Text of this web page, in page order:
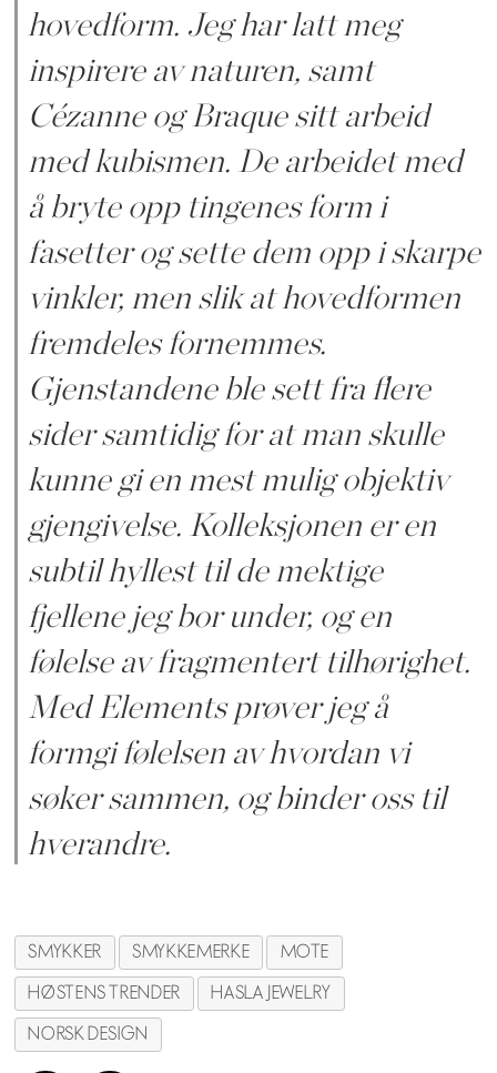
hovedform. Jeg har latt meg
inspirere av naturen, samt
Cézanne og Braque sitt arbeid
med kubismen. De arbeidet med
å bryte opp tingenes form i
fasetter og sette dem opp i skarpe
vinkler, men slik at hovedformen
fremdeles fornemmes.
Gjenstandene ble sett fra flere
sider samtidig for at man skulle
kunne gi en mest mulig objektiv
gjengivelse. Kolleksjonen er en
subtil hyllest til de mektige
fjellene jeg bor under, og en
følelse av fragmentert tilhørighet.
Med Elements prøver jeg å
formgi følelsen av hvordan vi
søker sammen, og binder oss til
hverandre.
SMYKKER SMYKKEMERKE
MOTE
HØSTENS TRENDER
HASLA JEWELRY
NORSK DESIGN